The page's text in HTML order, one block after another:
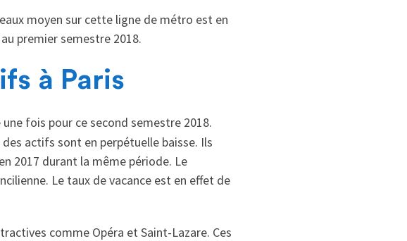
moyen sur cette ligne de métro est en
premier semestre 2018.
à Paris
fois pour ce second semestre 2018.
actifs sont en perpétuelle baisse. Ils
2017 durant la même période. Le
Le taux de vacance est en effet de
comme Opéra et Saint-Lazare. Ces